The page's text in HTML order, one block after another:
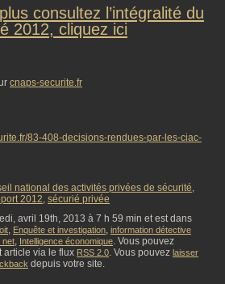
consultez l’intégralité du
2012, cliquez ici
cnaps-securite.fr
83-408-decisions-rendues-par-les-ciac-
national des activités privées de sécurité,
2012, sécurié privée
avril 19th, 2013 à 7 h 59 min et est dans
, Enquête et investigation, information détective
net, Intelligence économique. Vous pouvez
article via le flux RSS 2.0. Vous pouvez laisser
depuis votre site.